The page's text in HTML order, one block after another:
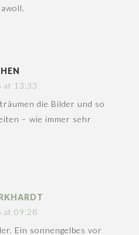
at 13:33
die Bilder und so
– wie immer sehr
at 09:28
Ein sonnengelbes vor